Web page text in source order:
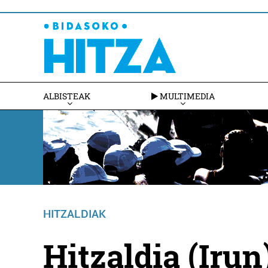
ALBISTEAK MULTIMEDIA
HITZALDIAK
Hitzaldia